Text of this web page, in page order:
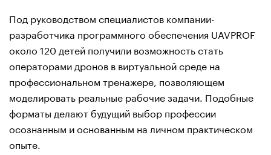
Под руководством специалистов компании-
разработчика программного обеспечения UAVPROF
около 120 детей получили возможность стать
операторами дронов в виртуальной среде на
профессиональном тренажере, позволяющем
моделировать реальные рабочие задачи. Подобные
форматы делают будущий выбор профессии
осознанным и основанным на личном практическом
опыте.